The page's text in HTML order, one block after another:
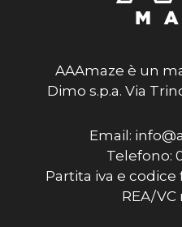
AAAmaze è un
Dimo s.p.a. Via
Email:
Telefono:
Partita iva e codice
REA/VC